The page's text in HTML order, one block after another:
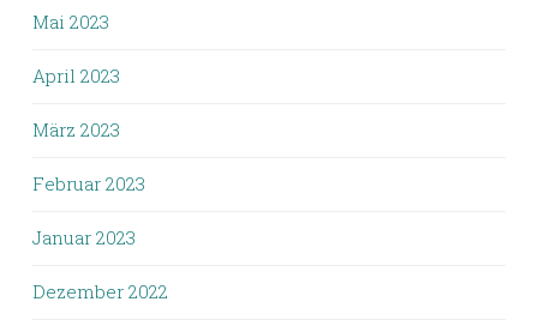
Mai 2023
April 2023
März 2023
Februar 2023
Januar 2023
Dezember 2022